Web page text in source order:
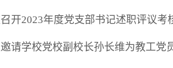
开2023年度党支部书记述职评议考
请学校党校副校长孙长维为教工党